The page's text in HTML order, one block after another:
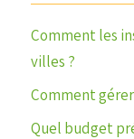
Comment les
villes ?
Comment
Quel budget